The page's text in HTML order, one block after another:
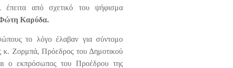
από σχετικό του ψήφισμα
Καρύδα.
το λόγο έλαβαν για σύντομο
Ζορμπά, Πρόεδρος του Δημοτικού
ο εκπρόσωπος του Προέδρου της